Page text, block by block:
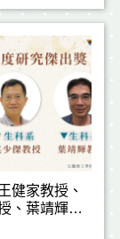
健家教授、
、葉靖輝教
學年度研究